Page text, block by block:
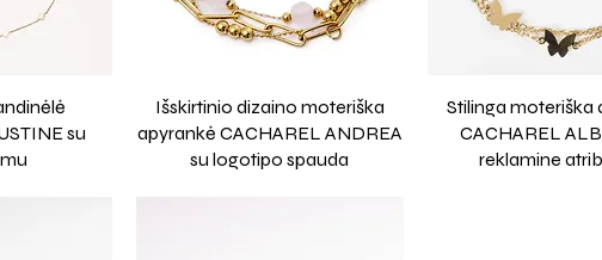
su
Išskirtinio dizaino moteriška
apyrankė CACHAREL ANDREA
su logotipo spauda
Stilinga moteriška
CACHAREL
reklamine